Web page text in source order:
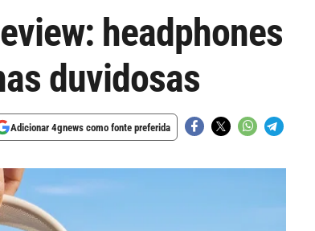
headphones
duvidosas
Adicionar 4gnews como fonte preferida